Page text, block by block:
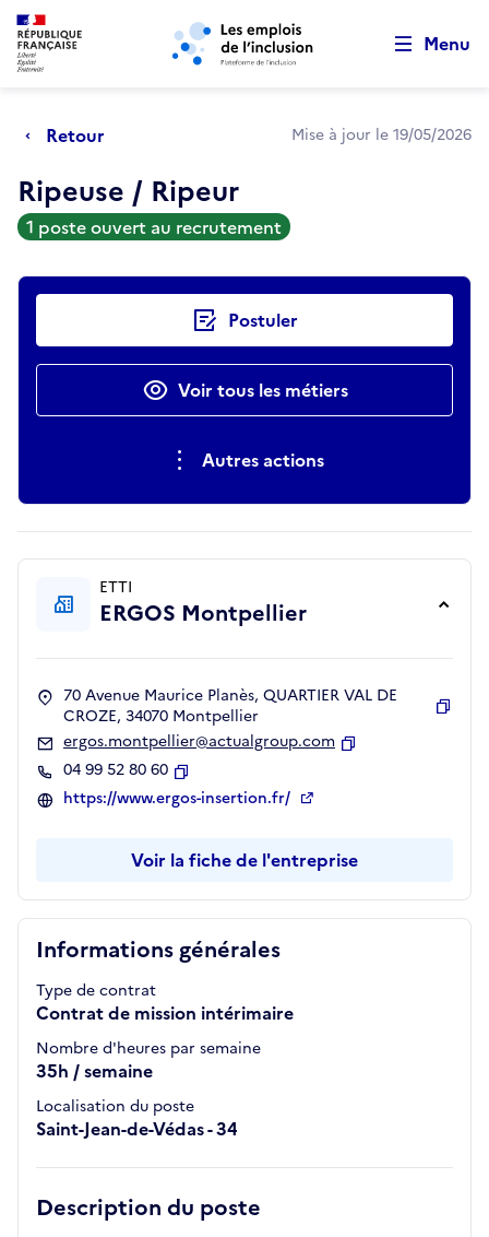
Aller au menu principal Aller au contenu principal
Menu
Retour Mise à jour le 19/05/2026
Ripeuse / Ripeur
1 poste ouvert au recrutement
Actions rapides Postuler
Voir tous les métiers
Autres actions
Informations générales
Type de contrat
Contrat de mission intérimaire
Nombre d'heures par semaine
35h / semaine
Localisation du poste
Saint-Jean-de-Védas - 34
Description du poste
ETTI
ERGOS Montpellier
70 Avenue Maurice Planès, QUARTIER VAL DE
CROZE, 34070 Montpellier
ergos.montpellier@actualgroup.com
04 99 52 80 60
Copier
https://www.ergos-insertion.fr/
Voir la fiche de l'entreprise
Retour au début de la page
Panneau de gestion des cookies